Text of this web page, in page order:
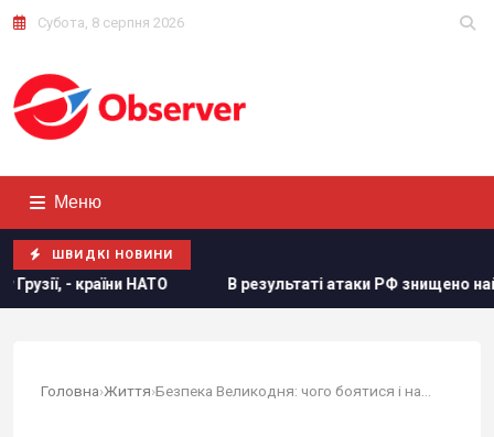
Субота, 8 серпня 2026
Меню
ШВИДКІ НОВИНИ
атаки РФ знищено найбільший склад засобів
Головна›Життя›